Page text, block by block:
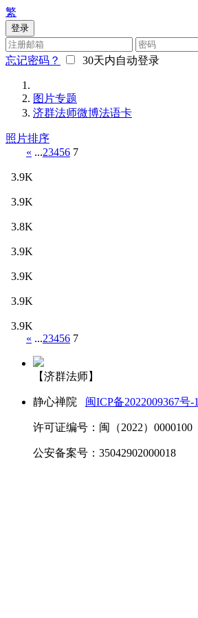
繁
登录
忘记密码？ 30天内自动登录
图片专题
济群法师微博法语卡
照片排序
« ...23456 7
3.9K
3.9K
3.8K
3.9K
3.9K
3.9K
3.9K
« ...23456 7
【济群法师】
静心禅院 闽ICP备2022009367号-1
许可证编号：闽（2022）0000100
公安备案号：35042902000018